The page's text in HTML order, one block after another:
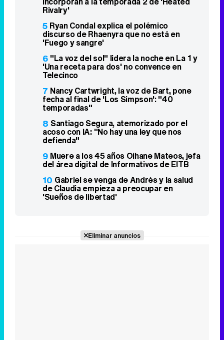
Rivalry'
5 Ryan Condal explica el polémico
discurso de Rhaenyra que no está en
'Fuego y sangre'
6 "La voz del sol" lidera la noche en La 1 y
'Una receta para dos' no convence en
Telecinco
7 Nancy Cartwright, la voz de Bart, pone
fecha al final de 'Los Simpson': "40
temporadas"
8 Santiago Segura, atemorizado por el
acoso con IA: "No hay una ley que nos
defienda"
9 Muere a los 45 años Oihane Mateos, jefa
del área digital de Informativos de EITB
10 Gabriel se venga de Andrés y la salud
de Claudia empieza a preocupar en
'Sueños de libertad'
Eliminar anuncios